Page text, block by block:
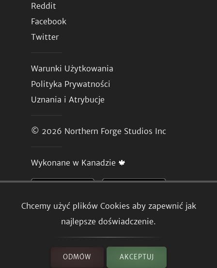
Chcemy użyć plików Cookies aby zapewnić jak
najlepsze doświadczenie.
ODMÓW AKCEPTUJ
Reddit
Facebook
Twitter
Warunki Użytkowania
Polityka Prywatności
Uznania i Atrybucje
© 2026 Northern Forge Studios Inc
Wykonane w Kanadzie 🍁